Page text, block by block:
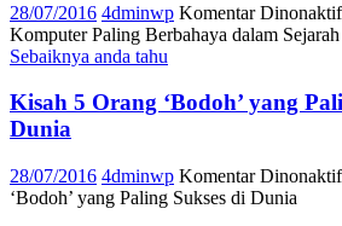
28/07/2016 4dminwp Komentar
Komputer Paling Berbahaya dalam Sejarah
Sebaiknya anda tahu
Kisah 5 Orang ‘Bodoh’ yang
Dunia
28/07/2016 4dminwp Komentar
‘Bodoh’ yang Paling Sukses di Dunia